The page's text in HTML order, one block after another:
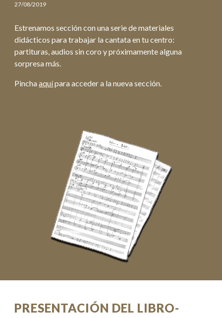
27/08/2019
Estrenamos sección con una serie de materiales
didácticos para trabajar la cantata en tu centro:
partituras, audios sin coro y próximamente alguna
sorpresa más.
Pinchaaquípara acceder a la nueva sección.
PRESENTACIÓN DEL LIBRO-